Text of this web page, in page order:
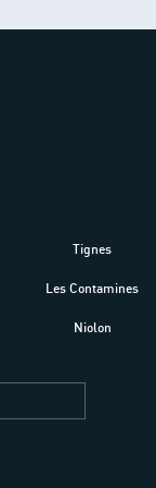
Tignes
Les Contamines
Niolon